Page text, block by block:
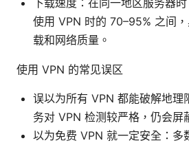
使用 VPN 时的 70–95% 之间
载和网络质量。
使用 VPN 的常见误区
误以为所有 VPN 都能破解地理
务对 VPN 检测较严格，仍会屏
以为免费 VPN 就一定安全：多